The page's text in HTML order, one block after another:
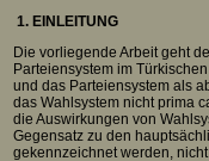
1. EINLEITUNG
Die vorliegende Arbeit geht
Parteiensystem im
und das Parteiensystem als
das Wahlsystem nicht prima
die Auswirkungen von
Gegensatz zu den
gekennzeichnet werden,